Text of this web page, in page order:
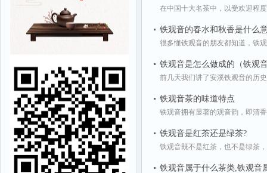
在中国十大名茶中，以受欢迎程
铁观音的春水和秋香是什么
很多懂铁观音的朋友都知道，铁
铁观音是怎么做成的（铁观
前几天我们讲了安溪铁观音的历
铁观音茶的味道特点
铁观音拥有显著的观音韵，即清
铁观音是红茶还是绿茶?
铁观音既不是红茶，也不是绿茶
铁观音属于什么茶类,铁观音